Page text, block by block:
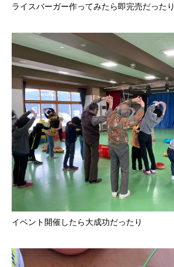
ライスバーガー作ってみたら即完売だったり
イベント開催したら大成功だったり